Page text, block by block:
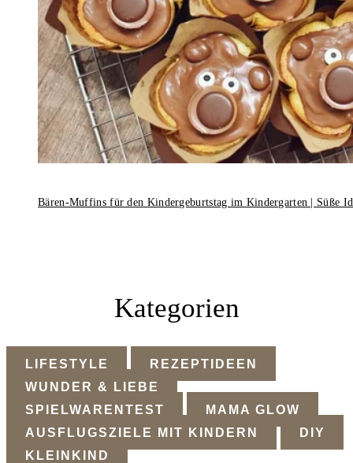
Bären-Muffins für den Kindergeburtstag im Kindergarten | Süße
Kategorien
LIFESTYLE
REZEPTIDEEN
WUNDER & LIEBE
SPIELWARENTEST
MAMA GLOW
AUSFLUGSZIELE MIT KINDERN
DIY
KLEINKIND